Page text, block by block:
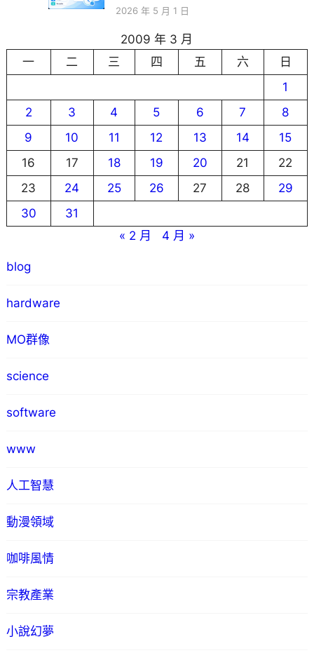
2026 年 5 月 1 日
2009 年 3 月
一
二 三 四 五 六
日
1
2
3 4 5 6 7
8
9
10 11 12 13 14
15
16
17 18 19 20 21
22
23
24 25 26 27 28
29
30
31
« 2 月
4 月 »
blog
hardware
MO群像
science
software
www
人工智慧
動漫領域
咖啡風情
宗教產業
小說幻夢